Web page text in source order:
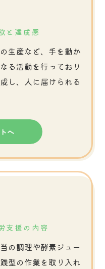
と達成感
生産など、手を動か
る活動を行っており
し、人に届けられる
へ
支援の内容
の調理や酵素ジュー
型の作業を取り入れ